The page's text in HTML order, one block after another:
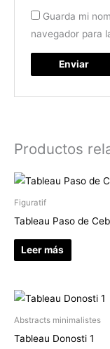
Guarda mi
navegador para
Productos
Figuratif
Tableau Paso de
Leer más
Abstracts minimalistes
Tableau Donosti 1